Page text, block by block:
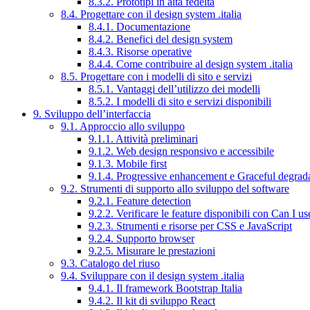
8.4. Progettare con il design system .italia
8.4.1. Documentazione
8.4.2. Benefici del design system
8.4.3. Risorse operative
8.4.4. Come contribuire al design system .italia
8.5. Progettare con i modelli di sito e servizi
8.5.1. Vantaggi dell’utilizzo dei modelli
8.5.2. I modelli di sito e servizi disponibili
9. Sviluppo dell’interfaccia
9.1. Approccio allo sviluppo
9.1.1. Attività preliminari
9.1.2. Web design responsivo e accessibile
9.1.3. Mobile first
9.1.4. Progressive enhancement e Graceful
9.2. Strumenti di supporto allo sviluppo del software
9.2.1. Feature detection
9.2.2. Verificare le feature disponibili con Can I
9.2.3. Strumenti e risorse per CSS e JavaScript
9.2.4. Supporto browser
9.2.5. Misurare le prestazioni
9.3. Catalogo del riuso
9.4. Sviluppare con il design system .italia
9.4.1. Il framework Bootstrap Italia
9.4.2. Il kit di sviluppo React